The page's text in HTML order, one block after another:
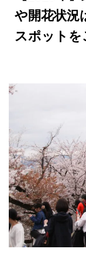
や開花状況
スポットを